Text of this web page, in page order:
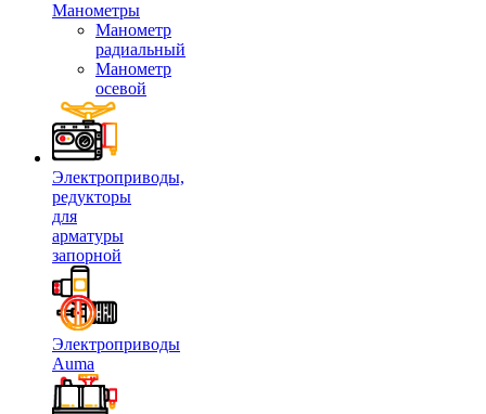
Манометры
Манометр
радиальный
Манометр
осевой
Электроприводы,
редукторы
для
арматуры
запорной
Электроприводы
Auma